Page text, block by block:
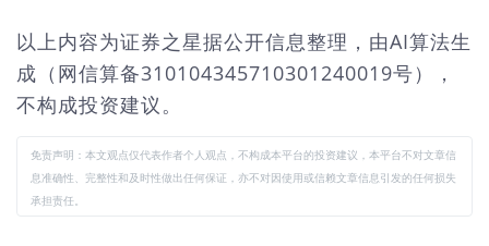
以上内容为证券之星据公开信息整理，由AI算法生
成（网信算备310104345710301240019号），
不构成投资建议。
免责声明：本文观点仅代表作者个人观点，不构成本平台的投资建议，本平台不对文章信
息准确性、完整性和及时性做出任何保证，亦不对因使用或信赖文章信息引发的任何损失
承担责任。